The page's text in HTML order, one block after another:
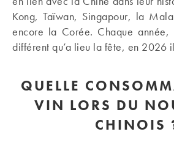
Kong, Taïwan, Singapour, la
encore la Corée. Chaque année,
différent qu’a lieu la fête, en 2026
QUELLE
VIN LORS DU
CHINOIS